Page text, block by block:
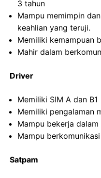
3 tahun
Mampu memimpin
keahlian yang teruji.
Memiliki kemampuan
Mahir dalam
Driver
Memiliki SIM A dan B1
Memiliki pengalaman
Mampu bekerja
Mampu
Satpam